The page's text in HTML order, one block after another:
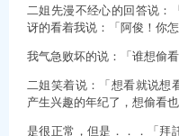
二姐先漫不经心的回答说：
讶的看着我说：「阿俊！你
我气急败坏的说：「谁想偷
二姐笑着说：「想看就说想
产生兴趣的年纪了，想偷看
是很正常，但是．．．「拜